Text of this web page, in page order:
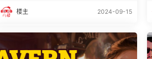
楼主 2024-09-15